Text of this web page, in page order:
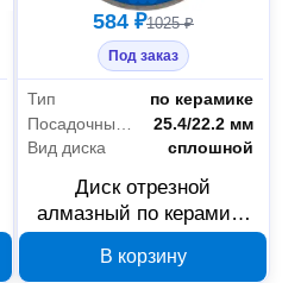
584 ₽1025 ₽
Под заказ
Тип
по керамике
25.4/22.2 мм
Вид диска
сплошной
Диск отрезной
алмазный по керамике
В корзину